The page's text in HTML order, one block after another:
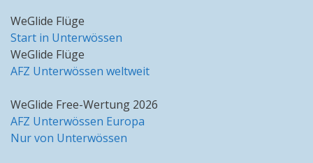
WeGlide Flüge
Start in Unterwössen
WeGlide Flüge
AFZ Unterwössen weltweit
WeGlide Free-Wertung 2026
AFZ Unterwössen Europa
Nur von Unterwössen